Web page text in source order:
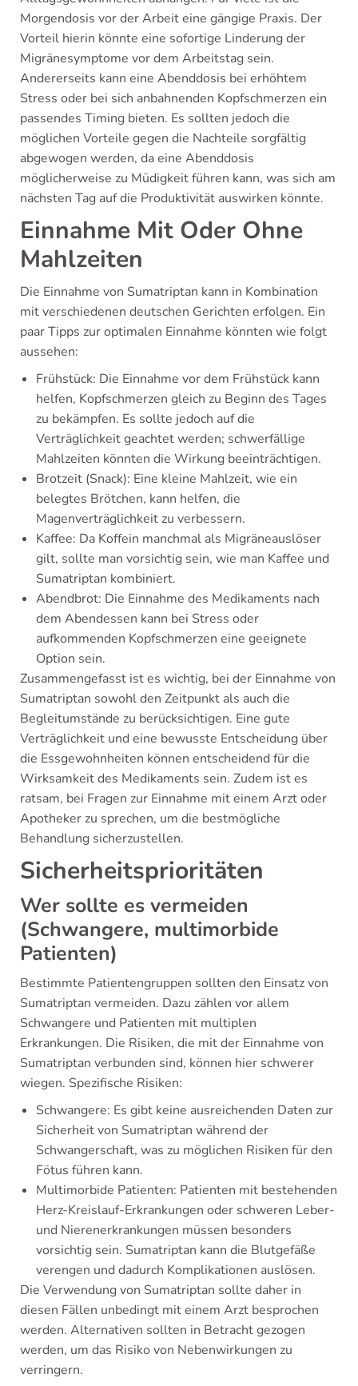
Morgendosis vor der Arbeit eine gängige Praxis. Der
Vorteil hierin könnte eine sofortige Linderung der
Migränesymptome vor dem Arbeitstag sein.
Andererseits kann eine Abenddosis bei erhöhtem
Stress oder bei sich anbahnenden Kopfschmerzen ein
passendes Timing bieten. Es sollten jedoch die
möglichen Vorteile gegen die Nachteile sorgfältig
abgewogen werden, da eine Abenddosis
möglicherweise zu Müdigkeit führen kann, was sich am
nächsten Tag auf die Produktivität auswirken könnte.
Einnahme Mit Oder Ohne
Mahlzeiten
Die Einnahme von Sumatriptan kann in Kombination
mit verschiedenen deutschen Gerichten erfolgen. Ein
paar Tipps zur optimalen Einnahme könnten wie folgt
aussehen:
Frühstück: Die Einnahme vor dem Frühstück kann
helfen, Kopfschmerzen gleich zu Beginn des Tages
zu bekämpfen. Es sollte jedoch auf die
Verträglichkeit geachtet werden; schwerfällige
Mahlzeiten könnten die Wirkung beeinträchtigen.
Brotzeit (Snack): Eine kleine Mahlzeit, wie ein
belegtes Brötchen, kann helfen, die
Magenverträglichkeit zu verbessern.
Kaffee: Da Koffein manchmal als Migräneauslöser
gilt, sollte man vorsichtig sein, wie man Kaffee und
Sumatriptan kombiniert.
Abendbrot: Die Einnahme des Medikaments nach
dem Abendessen kann bei Stress oder
aufkommenden Kopfschmerzen eine geeignete
Option sein.
Zusammengefasst ist es wichtig, bei der Einnahme von
Sumatriptan sowohl den Zeitpunkt als auch die
Begleitumstände zu berücksichtigen. Eine gute
Verträglichkeit und eine bewusste Entscheidung über
die Essgewohnheiten können entscheidend für die
Wirksamkeit des Medikaments sein. Zudem ist es
ratsam, bei Fragen zur Einnahme mit einem Arzt oder
Apotheker zu sprechen, um die bestmögliche
Behandlung sicherzustellen.
Sicherheitsprioritäten
Wer sollte es vermeiden
(Schwangere, multimorbide
Patienten)
Bestimmte Patientengruppen sollten den Einsatz von
Sumatriptan vermeiden. Dazu zählen vor allem
Schwangere und Patienten mit multiplen
Erkrankungen. Die Risiken, die mit der Einnahme von
Sumatriptan verbunden sind, können hier schwerer
wiegen. Spezifische Risiken:
Schwangere: Es gibt keine ausreichenden Daten zur
Sicherheit von Sumatriptan während der
Schwangerschaft, was zu möglichen Risiken für den
Fötus führen kann.
Multimorbide Patienten: Patienten mit bestehenden
Herz-Kreislauf-Erkrankungen oder schweren Leber-
und Nierenerkrankungen müssen besonders
vorsichtig sein. Sumatriptan kann die Blutgefäße
verengen und dadurch Komplikationen auslösen.
Die Verwendung von Sumatriptan sollte daher in
diesen Fällen unbedingt mit einem Arzt besprochen
werden. Alternativen sollten in Betracht gezogen
werden, um das Risiko von Nebenwirkungen zu
verringern.